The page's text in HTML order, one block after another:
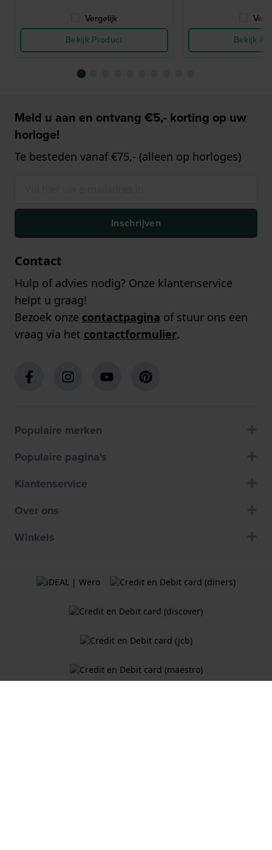
Vergelijk
Bekijk Product
Bekijk
Meld u aan en ontvang €5,- korting op uw
horloge!
Te besteden vanaf €75,- (alleen op horloges)
Inschrijven
Contact
Hulp of advies nodig? Onze klantenservice
helpt u graag!
Bezoek onze contactpagina of stuur ons een
vraag via het contactformulier.
Populaire merken
Populaire pagina's
Klantenservice
Over ons
Winkels